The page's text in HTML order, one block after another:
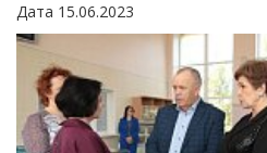
Дата 15.06.2023